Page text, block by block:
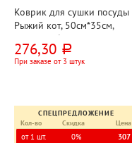
Коврик для сушки посуды
Рыжий кот, 50см*35см,
микрофибра, цветной
276,30 руб.
При заказе от 3 штук
СПЕЦПРЕДЛОЖЕНИЕ
Кол-во
Скидка Цена
от 1 шт. 0%
307